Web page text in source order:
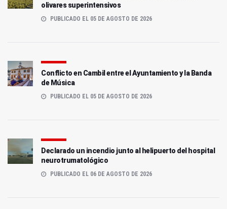
olivares superintensivos
PUBLICADO EL 05 DE AGOSTO DE 2026
Conflicto en Cambil entre el Ayuntamiento y la Banda
de Música
PUBLICADO EL 05 DE AGOSTO DE 2026
Declarado un incendio junto al helipuerto del hospital
neurotrumatológico
PUBLICADO EL 06 DE AGOSTO DE 2026